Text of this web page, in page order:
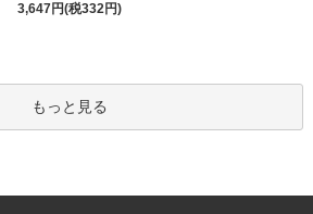
3,647円(税332円)
もっと見る